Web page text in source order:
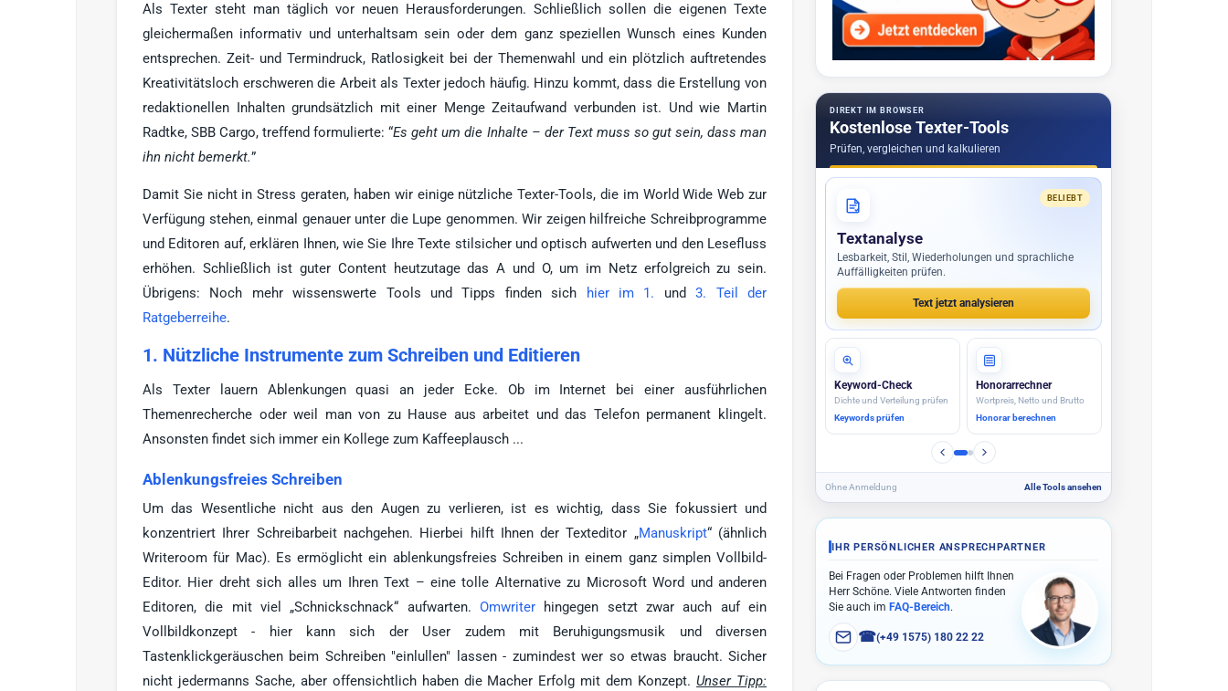
Als Texter steht man täglich vor neuen Herausforderungen. Schließlich sollen die eigenen Texte
gleichermaßen informativ und unterhaltsam sein oder dem ganz speziellen Wunsch eines Kunden
entsprechen. Zeit- und Termindruck, Ratlosigkeit bei der Themenwahl und ein plötzlich auftretendes
Kreativitätsloch erschweren die Arbeit als Texter jedoch häufig. Hinzu kommt, dass die Erstellung von
redaktionellen Inhalten grundsätzlich mit einer Menge Zeitaufwand verbunden ist. Und wie Martin
Radtke, SBB Cargo, treffend formulierte: “Es geht um die Inhalte – der Text muss so gut sein, dass man
ihn nicht bemerkt.”
Damit Sie nicht in Stress geraten, haben wir einige nützliche Texter-Tools, die im World Wide Web zur
Verfügung stehen, einmal genauer unter die Lupe genommen. Wir zeigen hilfreiche Schreibprogramme
und Editoren auf, erklären Ihnen, wie Sie Ihre Texte stilsicher und optisch aufwerten und den Lesefluss
erhöhen. Schließlich ist guter Content heutzutage das A und O, um im Netz erfolgreich zu sein.
Übrigens: Noch mehr wissenswerte Tools und Tipps finden sich
hier im 1. und3. Teil der
Ratgeberreihe.
1. Nützliche Instrumente zum Schreiben und Editieren
Als Texter lauern Ablenkungen quasi an jeder Ecke. Ob im Internet bei einer ausführlichen
Themenrecherche oder weil man von zu Hause aus arbeitet und das Telefon permanent klingelt.
Ansonsten findet sich immer ein Kollege zum Kaffeeplausch ...
Ablenkungsfreies Schreiben
Um das Wesentliche nicht aus den Augen zu verlieren, ist es wichtig, dass Sie fokussiert und
konzentriert Ihrer Schreibarbeit nachgehen. Hierbei hilft Ihnen der Texteditor „Manuskript“ (ähnlich
Writeroom für Mac). Es ermöglicht ein ablenkungsfreies Schreiben in einem ganz simplen Vollbild-
Editor. Hier dreht sich alles um Ihren Text – eine tolle Alternative zu Microsoft Word und anderen
Editoren, die mit viel „Schnickschnack“ aufwarten. Omwriter hingegen setzt zwar auch auf ein
Vollbildkonzept - hier kann sich der User zudem mit Beruhigungsmusik und diversen
Tastenklickgeräuschen beim Schreiben "einlullen" lassen - zumindest wer so etwas braucht. Sicher
nicht jedermanns Sache, aber offensichtlich haben die Macher Erfolg mit dem Konzept.Unser Tipp:
DIREKT IM BROWSER
Kostenlose Texter-Tools
Prüfen, vergleichen und kalkulieren
BELIEBT
Textanalyse
Lesbarkeit, Stil, Wiederholungen und sprachliche
Auffälligkeiten prüfen.
Text jetzt analysieren
Textvergleich
Versionen und Änderungen
Texte vergleichen
Blindtext
Lorem Ipsum und Varianten
Blindtext erzeugen
Ohne Anmeldung Alle Tools ansehen
IHR PERSÖNLICHER ANSPRECHPARTNER
Bei Fragen oder Problemen hilft Ihnen
Herr Schöne. Viele Antworten finden
Sie auch im FAQ-Bereich.
☎(+49 1575) 180 22 22